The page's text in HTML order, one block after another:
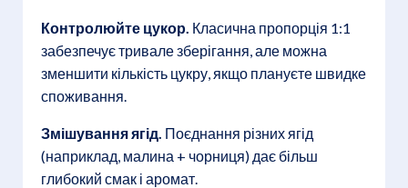
Контролюйте цукор. Класична пропорція 1:1
забезпечує тривале зберігання, але можна
зменшити кількість цукру, якщо плануєте швидке
споживання.
Змішування ягід. Поєднання різних ягід
(наприклад, малина + чорниця) дає більш
глибокий смак і аромат.